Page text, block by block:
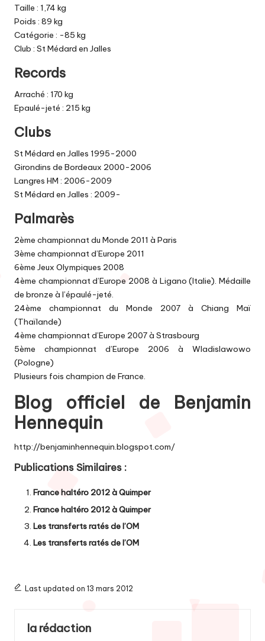
Taille : 1,74 kg
Poids : 89 kg
Catégorie : -85 kg
Club : St Médard en Jalles
Records
Arraché : 170 kg
Epaulé-jeté : 215 kg
Clubs
St Médard en Jalles 1995-2000
Girondins de Bordeaux 2000-2006
Langres HM : 2006-2009
St Médard en Jalles : 2009-
Palmarès
2ème championnat du Monde 2011 à Paris
3ème championnat d’Europe 2011
6ème Jeux Olympiques 2008
4ème championnat d’Europe 2008 à Ligano (Italie). Médaille
de bronze à l’épaulé-jeté.
24ème championnat du Monde 2007 à Chiang Maï
(Thaïlande)
4ème championnat d’Europe 2007 à Strasbourg
5ème championnat d’Europe 2006 à Wladislawowo
(Pologne)
Plusieurs fois champion de France.
Blog officiel de Benjamin
Hennequin
http://benjaminhennequin.blogspot.com/
Publications Similaires :
France haltéro 2012 à Quimper
France haltéro 2012 à Quimper
Les transferts ratés de l’OM
Les transferts ratés de l’OM
Last updated on 13 mars 2012
la rédaction